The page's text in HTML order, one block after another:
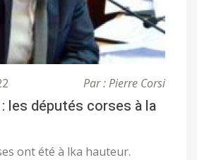
Par : Pierre Corsi
les députés corses à la
ont été à lka hauteur.